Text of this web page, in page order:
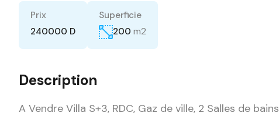
Prix
240000 D
Superficie
200 m2
Description
A Vendre Villa S+3, RDC, Gaz de ville, 2 Salles de